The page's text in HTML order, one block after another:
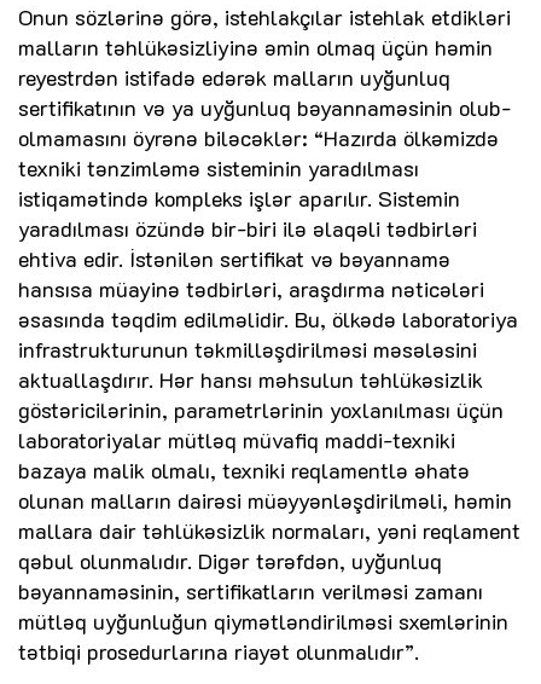
Onun sözlərinə görə, istehlakçılar istehlak etdikləri
malların təhlükəsizliyinə əmin olmaq üçün həmin
reyestrdən istifadə edərək malların uyğunluq
sertifikatının və ya uyğunluq bəyannaməsinin olub-
olmamasını öyrənə biləcəklər: “Hazırda ölkəmizdə
texniki tənzimləmə sisteminin yaradılması
istiqamətində kompleks işlər aparılır. Sistemin
yaradılması özündə bir-biri ilə əlaqəli tədbirləri
ehtiva edir. İstənilən sertifikat və bəyannamə
hansısa müayinə tədbirləri, araşdırma nəticələri
əsasında təqdim edilməlidir. Bu, ölkədə laboratoriya
infrastrukturunun təkmilləşdirilməsi məsələsini
aktuallaşdırır. Hər hansı məhsulun təhlükəsizlik
göstəricilərinin, parametrlərinin yoxlanılması üçün
laboratoriyalar mütləq müvafiq maddi-texniki
bazaya malik olmalı, texniki reqlamentlə əhatə
olunan malların dairəsi müəyyənləşdirilməli, həmin
mallara dair təhlükəsizlik normaları, yəni reqlament
qəbul olunmalıdır. Digər tərəfdən, uyğunluq
bəyannaməsinin, sertifikatların verilməsi zamanı
mütləq uyğunluğun qiymətləndirilməsi sxemlərinin
tətbiqi prosedurlarına riayət olunmalıdır”.